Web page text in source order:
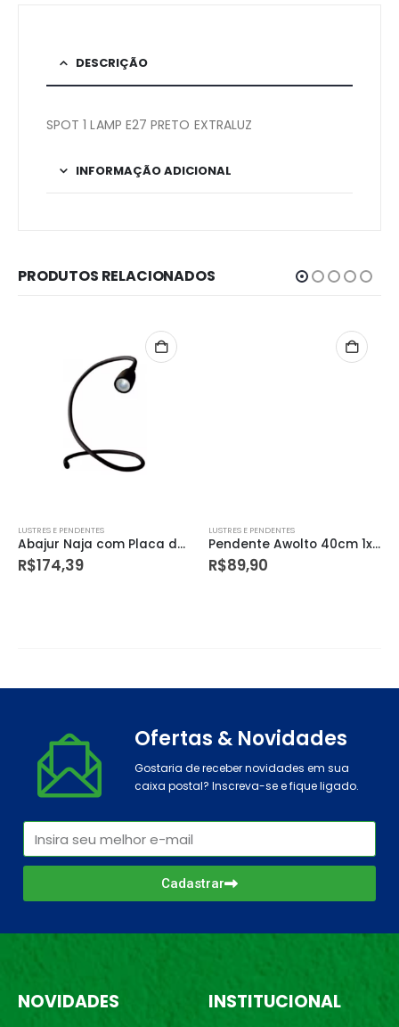
DESCRIÇÃO
SPOT 1 LAMP E27 PRETO EXTRALUZ
INFORMAÇÃO ADICIONAL
PRODUTOS RELACIONADOS
LUSTRES E PENDENTES
Abajur Naja com Placa de Led 1,5w 6000k
R$174,39
LUSTRES E PENDENTES
Pendente Awolto 40cm 1x60we27 Yw6340pdcr Bronzearte
R$89,90
Ofertas & Novidades
Gostaria de receber novidades em sua
caixa postal? Inscreva-se e fique ligado.
Cadastrar
NOVIDADES INSTITUCIONAL